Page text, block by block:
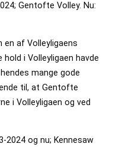
Gentofte Volley. Nu:
af Volleyligaens
i Volleyligaen havde
mange gode
til, at Gentofte
i Volleyligaen og ved
2024 og nu; Kennesaw